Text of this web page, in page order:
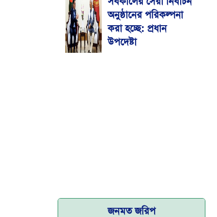
মেডিকেল বিশ্ববিদ্যালয়
অনুষ্ঠানের পরিকল্পনা
করা হচ্ছে: প্রধান
উপদেষ্টা
জনমত জরিপ